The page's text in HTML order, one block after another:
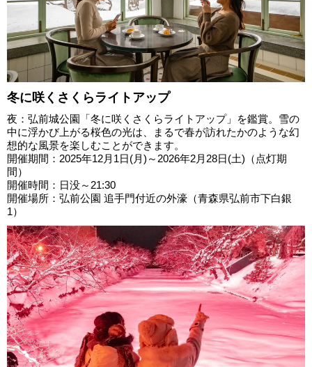
冬に咲くさくらライトアップ
夜：弘前城公園「冬に咲くさくらライトアップ」を鑑賞。雪の
中に浮かび上がる桜色の光は、まるで春が訪れたかのような幻
想的な風景を楽しむことができます。
開催期間：2025年12月1日(月)～2026年2月28日(土)（点灯期
間）
開催時間：日没～21:30
開催場所：弘前公園 追手門付近の外濠（青森県弘前市下白銀
1）